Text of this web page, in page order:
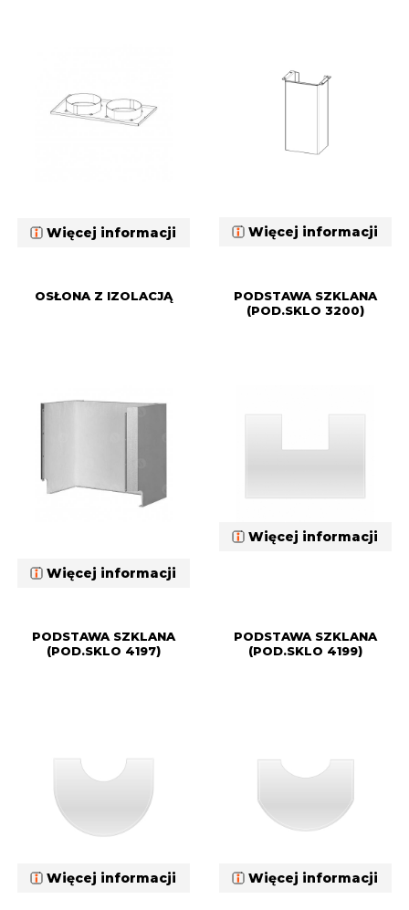
Więcej informacji Więcej informacji
OSŁONA Z IZOLACJĄ
Więcej informacji
PODSTAWA SZKLANA
(POD.SKLO 3200)
Więcej informacji
PODSTAWA SZKLANA
(POD.SKLO 4197)
Więcej informacji
PODSTAWA SZKLANA
(POD.SKLO 4199)
Więcej informacji